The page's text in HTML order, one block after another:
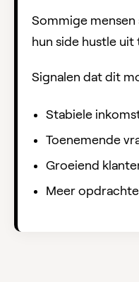
Sommige mensen
hun side hustle
Signalen dat dit
Stabiele
Toenemende
Groeiend
Meer